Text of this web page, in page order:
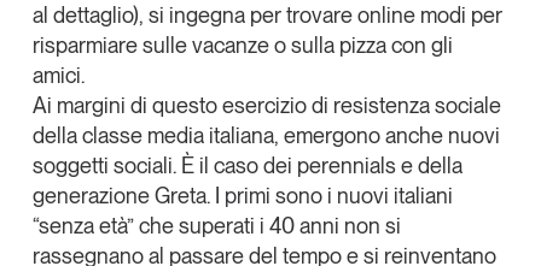
al dettaglio), si ingegna per trovare online modi per
risparmiare sulle vacanze o sulla pizza con gli
amici.
Ai margini di questo esercizio di resistenza sociale
della classe media italiana, emergono anche nuovi
soggetti sociali. È il caso dei perennialse della
generazione Greta. I primi sono i nuovi italiani
“senza età” che superati i 40 anni non si
rassegnano al passare del tempo e si reinventano